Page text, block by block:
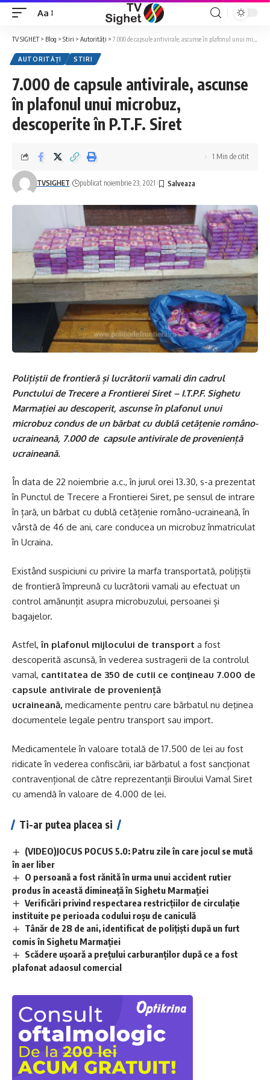
Font
Resizer
Aa
TV SIGHET> Blog > Stiri > Autorități > 7.000 de capsule antivirale, ascunse în plafonul unui microbuz, descoperite în P.T.F. Siret
AUTORITĂȚI STIRI
7.000 de capsule antivirale, ascunse
în plafonul unui microbuz,
descoperite în P.T.F. Siret
TVSIGHET publicat noiembrie 23, 2021
1 Min de citit
Polițiștii de frontieră și lucrătorii vamali din cadrul
Punctului de Trecere a Frontierei Siret – I.T.P.F. Sighetu
Marmației au descoperit, ascunse în plafonul unui
microbuz condus de un bărbat cu dublă cetățenie româno-
ucraineană, 7.000 de capsule antivirale de proveniență
ucraineană.
În data de 22 noiembrie a.c., în jurul orei 13.30, s-a prezentat
în Punctul de Trecere a Frontierei Siret, pe sensul de intrare
în țară, un bărbat cu dublă cetățenie româno-ucraineană, în
vârstă de 46 de ani, care conducea un microbuz înmatriculat
în Ucraina.
Existând suspiciuni cu privire la marfa transportată, polițiștii
de frontieră împreună cu lucrătorii vamali au efectuat un
control amănunțit asupra microbuzului, persoanei și
bagajelor.
Astfel,în plafonul mijlocului de transport a fost
descoperită ascunsă, în vederea sustragerii de la controlul
vamal, cantitatea de 350 de cutii ce conţineau 7.000 de
capsule antivirale de proveniență
ucraineană, medicamente pentru care bărbatul nu deţinea
documentele legale pentru transport sau import.
Medicamentele în valoare totală de 17.500 de lei au fost
ridicate în vederea confiscării, iar bărbatul a fost sancționat
contravențional de către reprezentanții Biroului Vamal Siret
cu amendă în valoare de 4.000 de lei.
Ti-ar putea placea si
(VIDEO)JOCUS POCUS 5.0: Patru zile în care jocul se mută
în aer liber
O persoană a fost rănită în urma unui accident rutier
produs în această dimineață în Sighetu Marmației
Verificări privind respectarea restricțiilor de circulație
instituite pe perioada codului roșu de caniculă
Tânăr de 28 de ani, identificat de polițiști după un furt
comis în Sighetu Marmației
Scădere ușoară a prețului carburanților după ce a fost
plafonat adaosul comercial